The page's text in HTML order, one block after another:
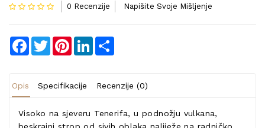
0 Recenzije Napišite Svoje Mišljenje
Facebook
TwitterPinterestLinkedIn
Opis Specifikacije Recenzije (0)
Visoko na sjeveru Tenerifa, u podnožju vulkana,